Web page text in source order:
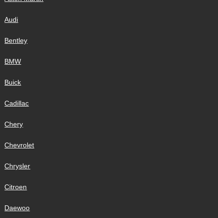
Audi
Bentley
BMW
Buick
Cadillac
Chery
Chevrolet
Chrysler
Citroen
Daewoo